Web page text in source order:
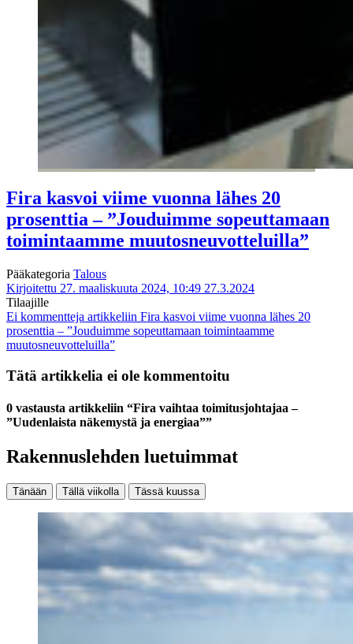
Fira kasvoi viime vuonna lähes 20
prosenttia – ”Jouduimme sopeuttamaan
toimintaamme muutosneuvotteluilla”
Pääkategoria Talous
Kirjoitettu 27. maaliskuuta 2024, 10:49 27.3.2024
Tilaajille
Ei kommentteja artikkeliin Fira kasvoi viime vuonna lähes 20
prosenttia – ”Jouduimme sopeuttamaan toimintaamme
muutosneuvotteluilla”
Tätä artikkelia ei ole kommentoitu
0 vastausta artikkeliin “Fira vaihtaa toimitusjohtajaa –
”Uudenlaista näkemystä ja energiaa””
Rakennuslehden luetuimmat
Tänään Tällä viikolla Tässä kuussa